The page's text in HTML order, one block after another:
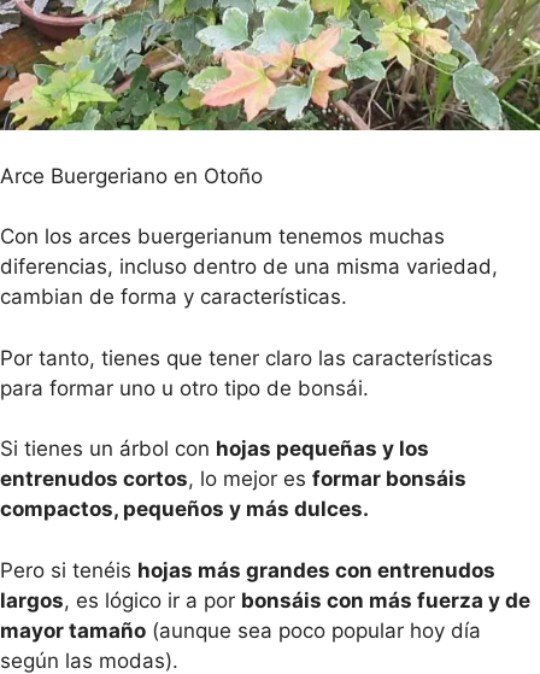
Arce Buergeriano en Otoño
Con los arces buergerianum tenemos muchas
diferencias, incluso dentro de una misma variedad,
cambian de forma y características.
Por tanto, tienes que tener claro las características
para formar uno u otro tipo de bonsái.
Si tienes un árbol con hojas pequeñas y los
entrenudos cortos, lo mejor es formar bonsáis
compactos, pequeños y más dulces.
Pero si tenéis hojas más grandes con entrenudos
largos, es lógico ir a por bonsáis con más fuerza y de
mayor tamaño (aunque sea poco popular hoy día
según las modas).